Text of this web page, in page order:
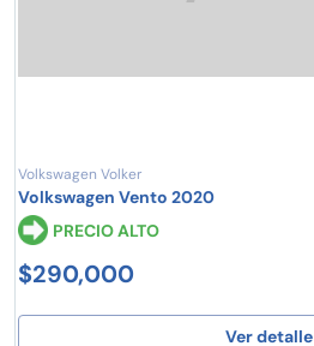
Volkswagen Volker
Volkswagen Vento 2020
PRECIO ALTO
$290,000
Ver detalle